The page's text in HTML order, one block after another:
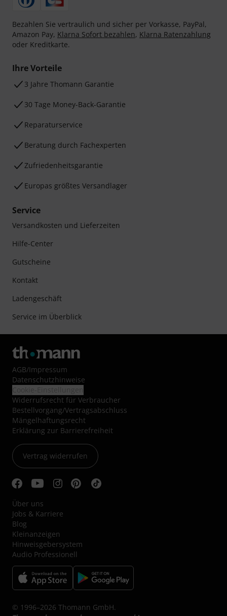
Bezahlen Sie vertraulich und sicher per Vorkasse, PayPal,
Amazon Pay, Klarna Sofort bezahlen, Klarna Ratenzahlung
oder Kreditkarte.
Ihre Vorteile
3 Jahre Thomann Garantie
30 Tage Money-Back-Garantie
Reparaturservice
Beratung durch Fachexperten
Zufriedenheitsgarantie
Europas größtes Versandlager
Service
Versandkosten und Lieferzeiten
Hilfe-Center
Gutscheine
Kontakt
Ladengeschäft
Service im Überblick
AGB/Impressum
Datenschutzhinweise
Widerrufsrecht für Verbraucher
Bestellvorgang/Vertragsabschluss
Mängelhaftungsrecht
Erklärung zur Barrierefreiheit
Vertrag widerrufen
Über uns
Jobs & Karriere
Blog
Kleinanzeigen
Hinweisgebersystem
Audio Professionell
© 1996–2026 Thomann GmbH.